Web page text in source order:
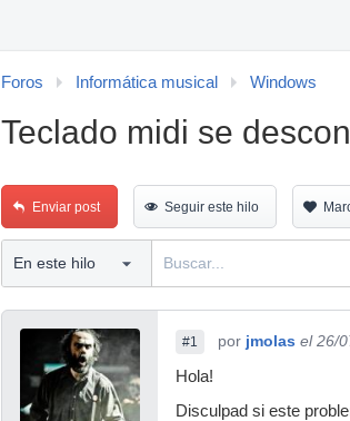
Foros Informática musical Windows
Teclado midi se
Enviar post Seguir este hilo
#1 por jmolas el 26/
Hola!
Disculpad si este